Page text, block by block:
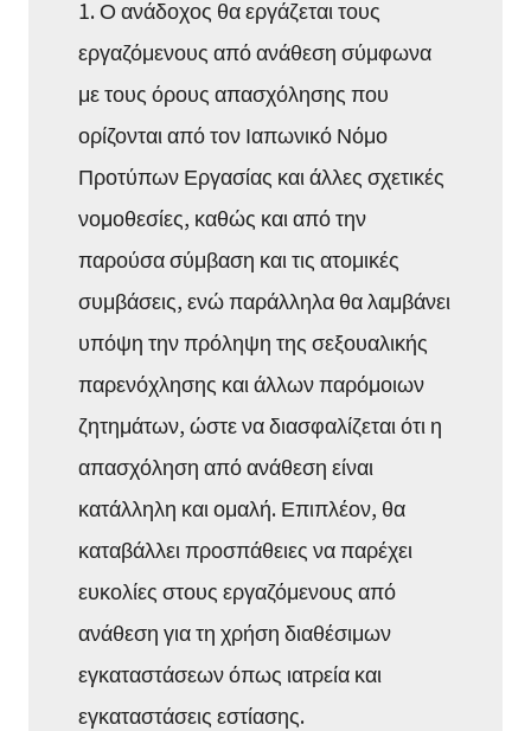
1. Ο ανάδοχος θα εργάζεται τους
εργαζόμενους από ανάθεση σύμφωνα
με τους όρους απασχόλησης που
ορίζονται από τον Ιαπωνικό Νόμο
Προτύπων Εργασίας και άλλες σχετικές
νομοθεσίες, καθώς και από την
παρούσα σύμβαση και τις ατομικές
συμβάσεις, ενώ παράλληλα θα λαμβάνει
υπόψη την πρόληψη της σεξουαλικής
παρενόχλησης και άλλων παρόμοιων
ζητημάτων, ώστε να διασφαλίζεται ότι η
απασχόληση από ανάθεση είναι
κατάλληλη και ομαλή. Επιπλέον, θα
καταβάλλει προσπάθειες να παρέχει
ευκολίες στους εργαζόμενους από
ανάθεση για τη χρήση διαθέσιμων
εγκαταστάσεων όπως ιατρεία και
εγκαταστάσεις εστίασης.